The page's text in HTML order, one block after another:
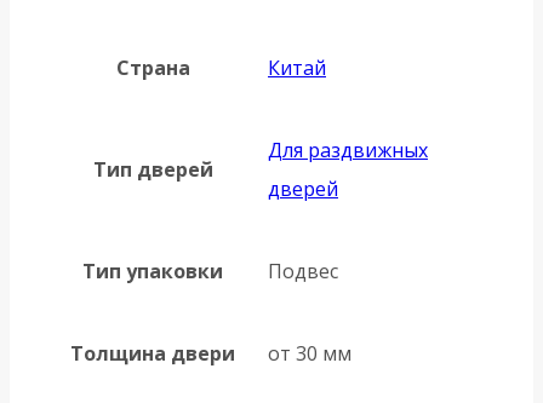
Страна Китай
Тип дверей
Для раздвижных
дверей
Тип упаковки Подвес
Толщина двери от 30 мм